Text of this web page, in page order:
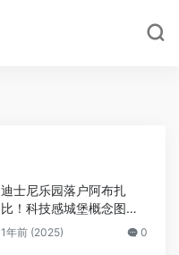
迪士尼乐园落户阿布扎
比！科技感城堡概念图曝
光
1年前 (2025) 0